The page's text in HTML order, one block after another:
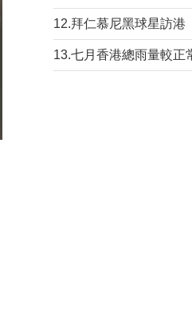
12.拜仁慕尼黑球星訪
13.七月香港總雨量較正